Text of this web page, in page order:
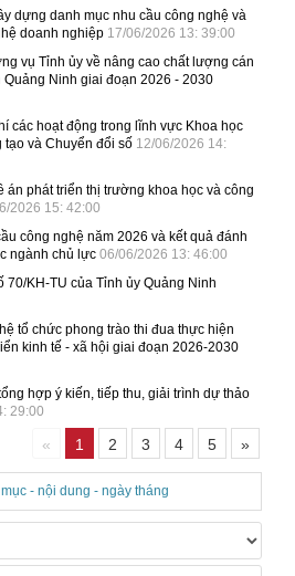
dựng danh mục nhu cầu công nghệ và
doanh nghiệp 17/06/2026 13: 39:00
vụ Tỉnh ủy về nâng cao chất lượng cán
Ninh giai đoạn 2026 - 2030
các hoạt động trong lĩnh vực Khoa học
và Chuyển đổi số 12/06/2026 14:
án phát triển thị trường khoa học và công
2026 15: 42:00
công nghệ năm 2026 và kết quả đánh
ngành chủ lực 06/06/2026 13: 46:00
70/KH-TU của Tỉnh ủy Quảng Ninh
tổ chức phong trào thi đua thực hiện
kinh tế - xã hội giai đoạn 2026-2030
hợp ý kiến, tiếp thu, giải trình dự thảo
29:00
« 1 2 3 4 5 »
- nội dung - ngày tháng